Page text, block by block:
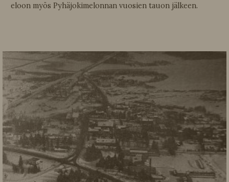
eloon myös Pyhäjokimelonnan vuosien tauon jälkeen.